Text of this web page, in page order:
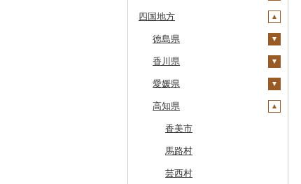
せたな町
旭川市
森町
稚内市
標津町
清里町
北斗市
留萌市
五戸町
藤崎町
六ヶ所村
東北町
三戸町
東通村
黒石市
おいらせ町
岩手町
矢巾町
釜石市
野田村
普代村
一戸町
陸前高田市
紫波町
色麻町
丸森町
大衡村
加美町
利府町
白石市
登米市
山元町
大潟村
横手市
能代市
小坂町
仙北市
井川町
潟上市
三種町
山形県
村山市
尾花沢市
上山市
河北町
酒田市
新庄市
長井市
福島県
天栄村
広野町
鏡石町
須賀川市
小野町
棚倉町
つくば市
稲敷市
潮来市
五霞町
北茨城市
境町
かすみがうら市
牛久市
市貝町
塩谷町
上三川町
佐野市
真岡市
高根沢町
大田原市
栃木市
榛東村
下仁田町
玉村町
安中市
川場村
昭和村
甘楽町
明和町
埼玉県
春日部市
蕨市
戸田市
毛呂山町
久喜市
ふじみ野市
川島町
千葉県
勝浦市
袖ケ浦市
我孫子市
長柄町
芝山町
八千代市
東京都
八王子市
日野市
昭島市
武蔵村山市
葛飾区
神奈川県
南足柄市
松田町
大井町
中井町
弥彦村
阿賀町
出雲崎町
魚沼市
佐渡市
燕市
南魚沼市
関川村
射水市
氷見市
朝日町
高岡市
魚津市
砺波市
入善町
黒部市
石川県
羽咋市
七尾市
白山市
穴水町
輪島市
中能登町
石川県（県庁）
福井県
美浜町
小浜市
越前町
若狭町
鯖江市
高浜町
山梨県
富士吉田市
甲斐市
山梨市
富士川町
大月市
長野県
高森町
御代田町
飯田市
青木村
岐阜県
養老町
八百津町
池田町
静岡県
下田市
静岡市
愛知県
清須市
鈴鹿市
伊賀市
木曽岬町
多気町
松阪市
桑名市
志摩市
明和町
滋賀県
長浜市
高島市
草津市
近江八幡市
竜王町
甲賀市
湖南市
京都府
宮津市
伊根町
与謝野町
福知山市
亀岡市
城陽市
大阪府
茨木市
豊能町
枚方市
河内長野市
泉佐野市
兵庫県
上郡町
神河町
小野市
太子町
奈良県
曽爾村
河合町
宇陀市
和歌山県
湯浅町
有田市
鳥取県
鳥取県（県庁）
米子市
大山町
琴浦町
日野町
鳥取市
北栄町
島根県
雲南市
海士町
津和野町
飯南町
安来市
知夫村
岡山県
津山市
西粟倉村
久米南町
真庭市
新見市
広島県
安芸太田町
世羅町
大竹市
廿日市市
山口県
柳井市
平生町
山口県（県庁）
四国地方
徳島県
阿波市
牟岐町
那賀町
三好市
鳴門市
藍住町
香川県
高松市
直島町
さぬき市
多度津町
三豊市
愛媛県
今治市
鬼北町
西予市
八幡浜市
高知県
香美市
馬路村
芸西村